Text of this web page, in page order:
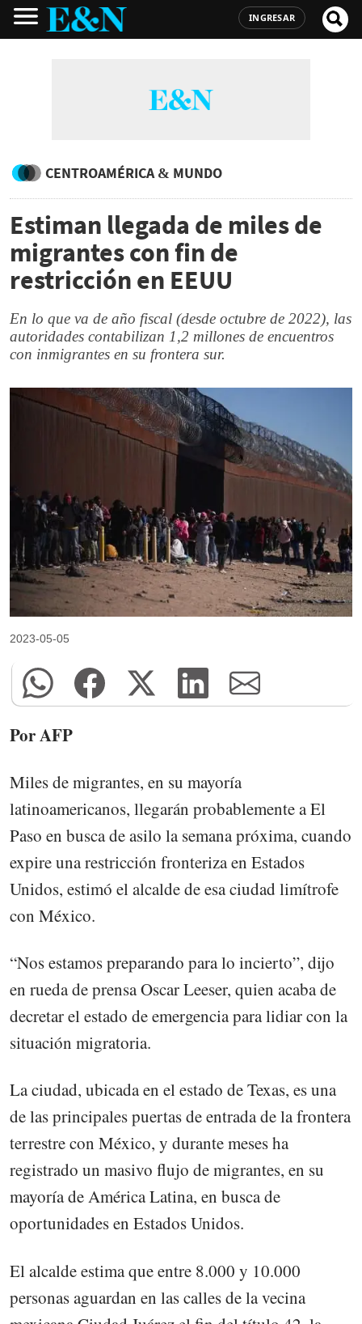
INGRESAR
CENTROAMÉRICA & MUNDO
Estiman llegada de miles de
migrantes con fin de
restricción en EEUU
En lo que va de año fiscal (desde octubre de 2022), las
autoridades contabilizan 1,2 millones de encuentros
con inmigrantes en su frontera sur.
2023-05-05
Por AFP
Miles de migrantes, en su mayoría
latinoamericanos, llegarán probablemente a El
Paso en busca de asilo la semana próxima, cuando
expire una restricción fronteriza en Estados
Unidos, estimó el alcalde de esa ciudad limítrofe
con México.
“Nos estamos preparando para lo incierto”, dijo
en rueda de prensa Oscar Leeser, quien acaba de
decretar el estado de emergencia para lidiar con la
situación migratoria.
La ciudad, ubicada en el estado de Texas, es una
de las principales puertas de entrada de la frontera
terrestre con México, y durante meses ha
registrado un masivo flujo de migrantes, en su
mayoría de América Latina, en busca de
oportunidades en Estados Unidos.
El alcalde estima que entre 8.000 y 10.000
personas aguardan en las calles de la vecina